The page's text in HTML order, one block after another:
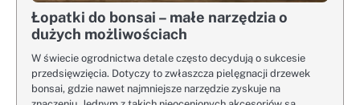
Łopatki do bonsai – małe narzędzia o
dużych możliwościach
W świecie ogrodnictwa detale często decydują o sukcesie
przedsięwzięcia. Dotyczy to zwłaszcza pielęgnacji drzewek
bonsai, gdzie nawet najmniejsze narzędzie zyskuje na